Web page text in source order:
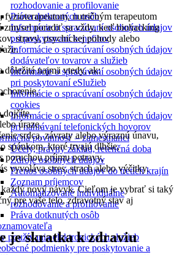
rozhodovanie a profilovanie
Práva dotknutých osôb
Informácie o spracúvaní osobných údajov
pri poskytovaní benefitov
Informácie o spracúvaní osobných údajov
dodávateľov tovarov a služieb
Informácie o spracúvaní osobných údajov
pri poskytovaní eSlužieb
Informácie o spracúvaní osobných údajov
cookies
Informácie o spracúvaní osobných údajov
pri nahrávaní telefonických hovorov
povinnosť – zamestnanci
Účely, právny základ, retenčná doba
Zdroje osobných údajov
Prenos osobných údajov do tretích krajín
Zoznam príjemcov
Automatizované individuálne
rozhodovanie a profilovanie
Práva dotknutých osôb
používania elektronických služieb
podmienky pre poskytovanie a
fyzioterapeutom, nutričným terapeutom
zmysel poradiť sa vždy, keď biohacking
stravy, psychickej pohody alebo
dôležitá najmä vtedy, ak:
dojčíte,
úraze,
srdca, závraty alebo výraznú únavu,
spánkom, ktoré trvajú dlhšie,
poruchou príjmu potravy,
vyvoláva stres, strach alebo výčitky.
nový návyk. Cieľom je vybrať si taký
pre vaše telo, zdravotný stav aj
je skratka k zdraviu